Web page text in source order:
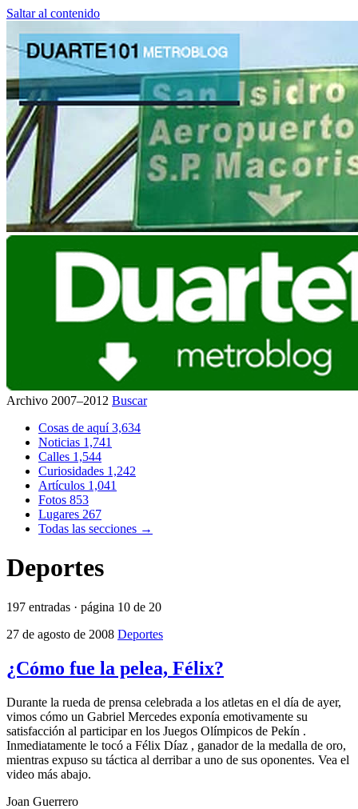
Saltar al contenido
Archivo 2007–2012 Buscar
Cosas de aquí3,634
Noticias 1,741
Calles 1,544
Curiosidades 1,242
Artículos 1,041
Fotos 853
Lugares 267
Todas las secciones →
Deportes
197 entradas · página 10 de 20
27 de agosto de 2008 Deportes
¿Cómo fue la pelea, Félix?
Durante la rueda de prensa celebrada a los atletas en el día de ayer,
vimos cómo un Gabriel Mercedes exponía emotivamente su
satisfacción al participar en los Juegos Olímpicos de Pekín .
Inmediatamente le tocó a Félix Díaz , ganador de la medalla de oro,
mientras expuso su táctica al derribar a uno de sus oponentes. Vea el
video más abajo.
Joan Guerrero